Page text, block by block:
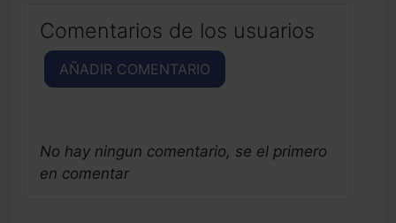
Comentarios de los usuarios
AÑADIR COMENTARIO
No hay ningun comentario, se el primero
en comentar